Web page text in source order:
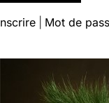
Mot de